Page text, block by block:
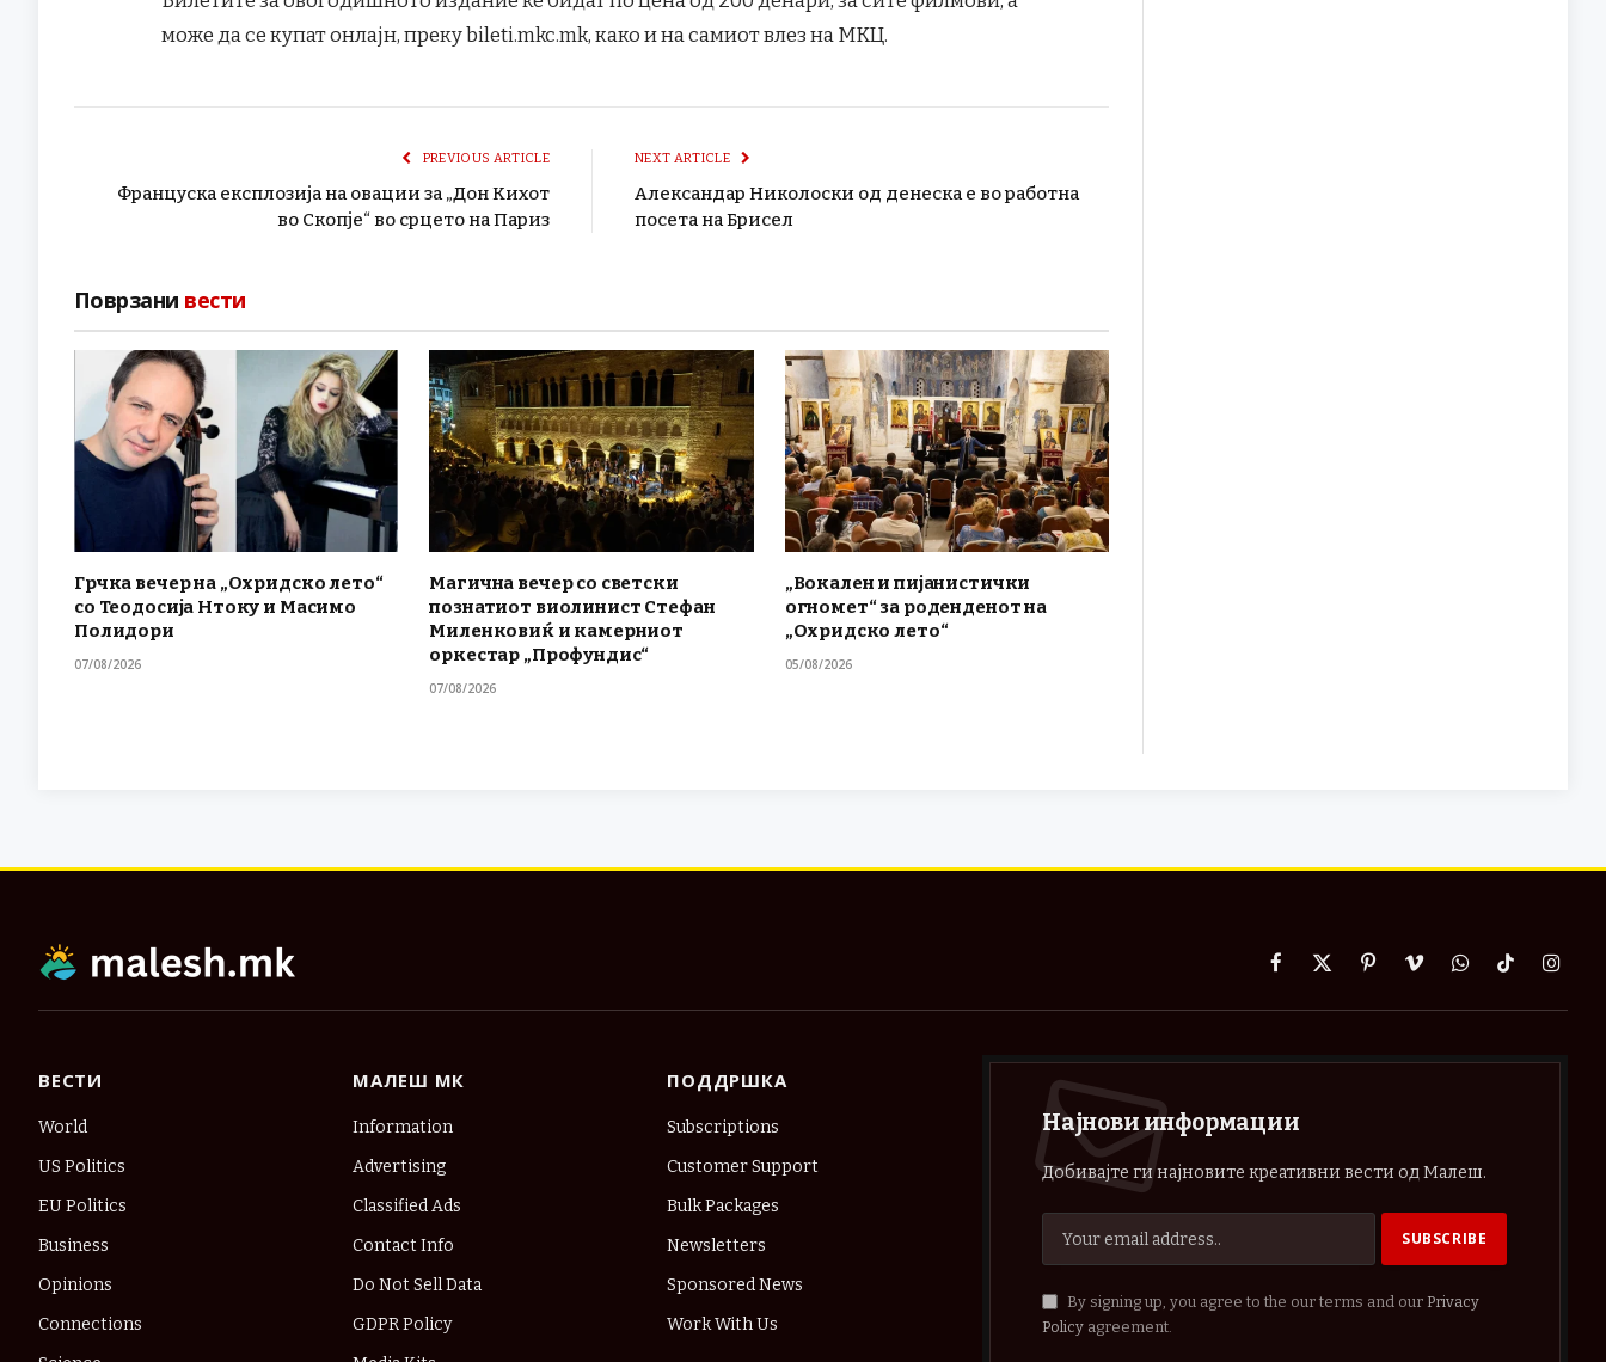
може да се купат онлајн, преку bileti.mkc.mk, како и на самиот влез на МКЦ.
PREVIOUS ARTICLE
Француска експлозија на овации за „Дон Кихот
во Скопје“ во срцето на Париз
NEXT ARTICLE
Александар Николоски од денеска е во работна
посета на Брисел
Поврзани вести
Грчка вечер на „Охридско лето“
со Теодосија Нтоку и Масимо
Полидори
07/08/2026
Магична вечер со светски
познатиот виолинист Стефан
Миленковиќ и камерниот
оркестар „Профундис“
07/08/2026
„Вокален и пијанистички
огномет“ за роденденот на
„Охридско лето“
05/08/2026
Facebook
X
PinterestVimeoWhatsApp
TikTok
ВЕСТИ
World
US Politics
EU Politics
Business
Opinions
Connections
МАЛЕШ МК
Information
Advertising
Classified Ads
Contact Info
Do Not Sell Data
GDPR Policy
ПОДДРШКА
Subscriptions
Customer Support
Bulk Packages
Newsletters
Sponsored News
Work With Us
Најнови информации
Добивајте ги најновите креативни вести од Малеш.
By signing up, you agree to the our terms and our Privacy
Policy agreement.